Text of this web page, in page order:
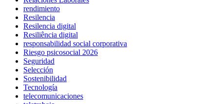
rendimiento
Resilencia
Resilencia digital
Resiliência digital
responsabilidad social corporativa
Riesgo psicosocial 2026
Seguridad
Selección
Sostenibilidad
Tecnología
telecomunicaciones